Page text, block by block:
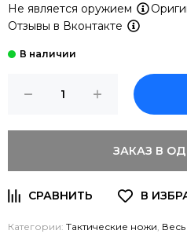
Не является оружием
Отзывы в Вконтакте
ЗАКАЗ В
Категории: Тактические ножи,